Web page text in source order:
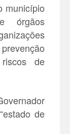
município
órgãos
de
de